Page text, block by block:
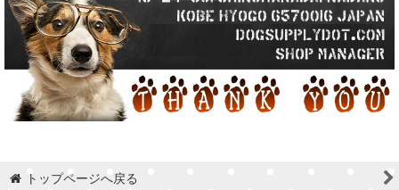
トップページへ戻る